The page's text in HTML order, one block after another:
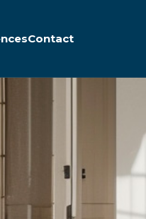
Contact